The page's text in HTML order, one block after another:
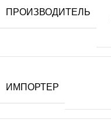
ПРОИЗВОДИТЕЛЬ
ИМПОРТЕР